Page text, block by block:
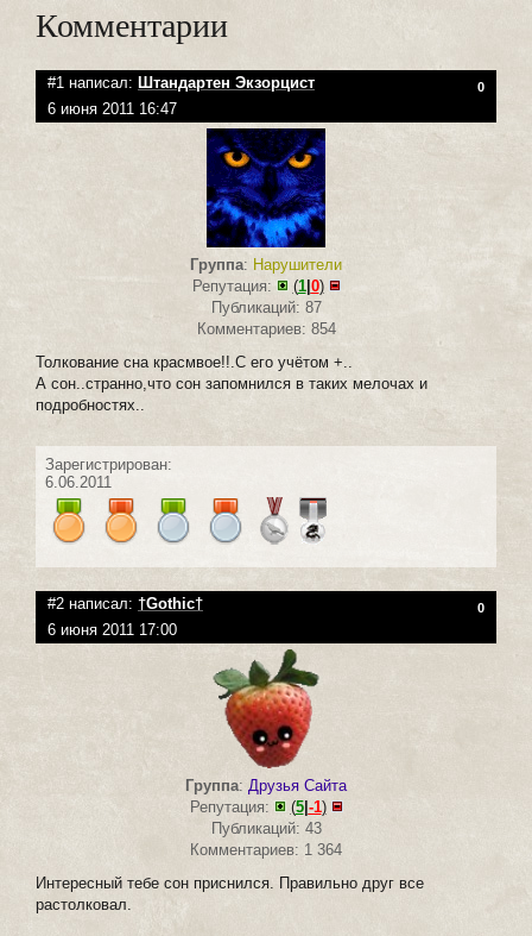
Комментарии
#1 написал: Штандартен Экзорцист 0
6 июня 2011 16:47
Группа: Нарушители
Репутация:
(1| 0)
Публикаций: 87
Комментариев: 854
Толкование сна красмвое!!.С его учётом +..
А сон..странно,что сон запомнился в таких мелочах и
подробностях..
Зарегистрирован:
6.06.2011
#2 написал: †Gothic† 0
6 июня 2011 17:00
Группа: Друзья Сайта
Репутация:
(5| -1)
Публикаций: 43
Комментариев: 1 364
Интересный тебе сон приснился. Правильно друг все
растолковал.